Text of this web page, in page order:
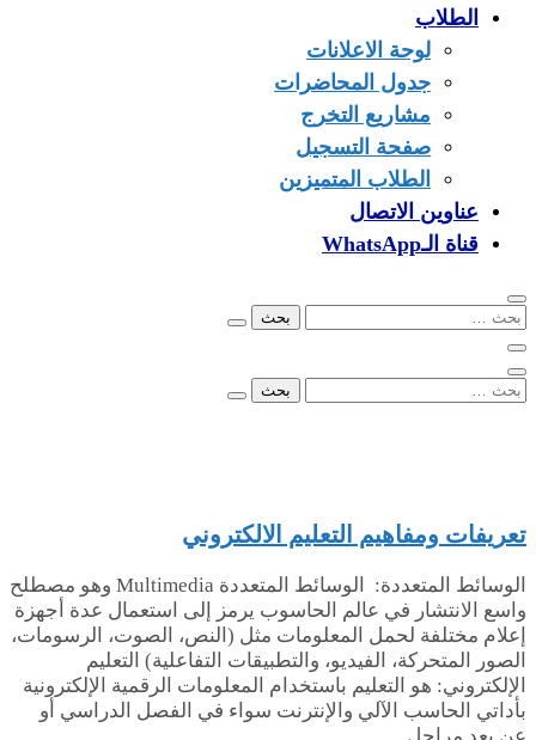
الطلاب
لوحة الاعلانات
جدول المحاضرات
مشاريع التخرج
صفحة التسجيل
الطلاب المتميزين
عناوين الاتصال
قناة الـWhatsApp
البحث
عن:
البحث
تعريفات ومفاهيم التعليم الالكتروني
الوسائط المتعددة: الوسائط المتعددة Multimedia وهو مصطلح
واسع الانتشار في عالم الحاسوب يرمز إلى استعمال عدة أجهزة
إعلام مختلفة لحمل المعلومات مثل (النص، الصوت، الرسومات،
الصور المتحركة، الفيديو، والتطبيقات التفاعلية) التعليم
الإلكتروني: هو التعليم باستخدام المعلومات الرقمية الإلكترونية
بأداتي الحاسب الآلي والإنترنت سواء في الفصل الدراسي أو